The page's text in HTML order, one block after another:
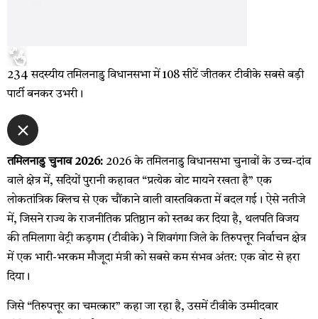
234 सदस्यीय तमिलनाडु विधानसभा में 108 सीटें जीतकर टीवीके सबसे बड़ी
पार्टी बनकर उभरी।
तमिलनाडु चुनाव 2026: 2026 के तमिलनाडु विधानसभा चुनावों के उच्च-दांव
वाले क्षेत्र में, सदियों पुरानी कहावत “प्रत्येक वोट मायने रखता है” एक
लोकतांत्रिक क्लिच से एक चौंकाने वाली वास्तविकता में बदल गई। ऐसे नतीजे
में, जिसने राज्य के राजनीतिक प्रतिष्ठान को स्तब्ध कर दिया है, थलपति विजय
की तमिलागा वेट्री कड़गम (टीवीके) ने शिवगंगा जिले के तिरुपत्तूर निर्वाचन क्षेत्र
में एक भारी-भरकम मौजूदा मंत्री को सबसे कम संभव अंतर: एक वोट से हरा
दिया।
जिसे “तिरुपत्तूर का चमत्कार” कहा जा रहा है, उसमें टीवीके उम्मीदवार